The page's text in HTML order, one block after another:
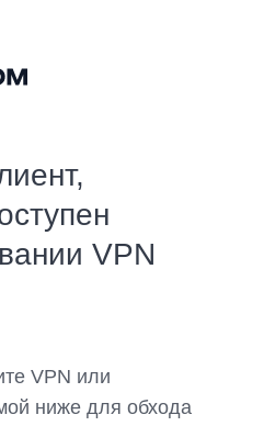
VPN
VPN или
ниже для обхода